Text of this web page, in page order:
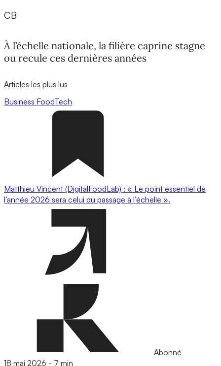
CB
À l’échelle nationale, la filière caprine stagne
ou recule ces dernières années
Articles les plus lus
Business FoodTech
Matthieu Vincent (DigitalFoodLab) : « Le point essentiel de
l’année 2026 sera celui du passage à l’échelle ».
Abonné
18 mai 2026 - 7 min